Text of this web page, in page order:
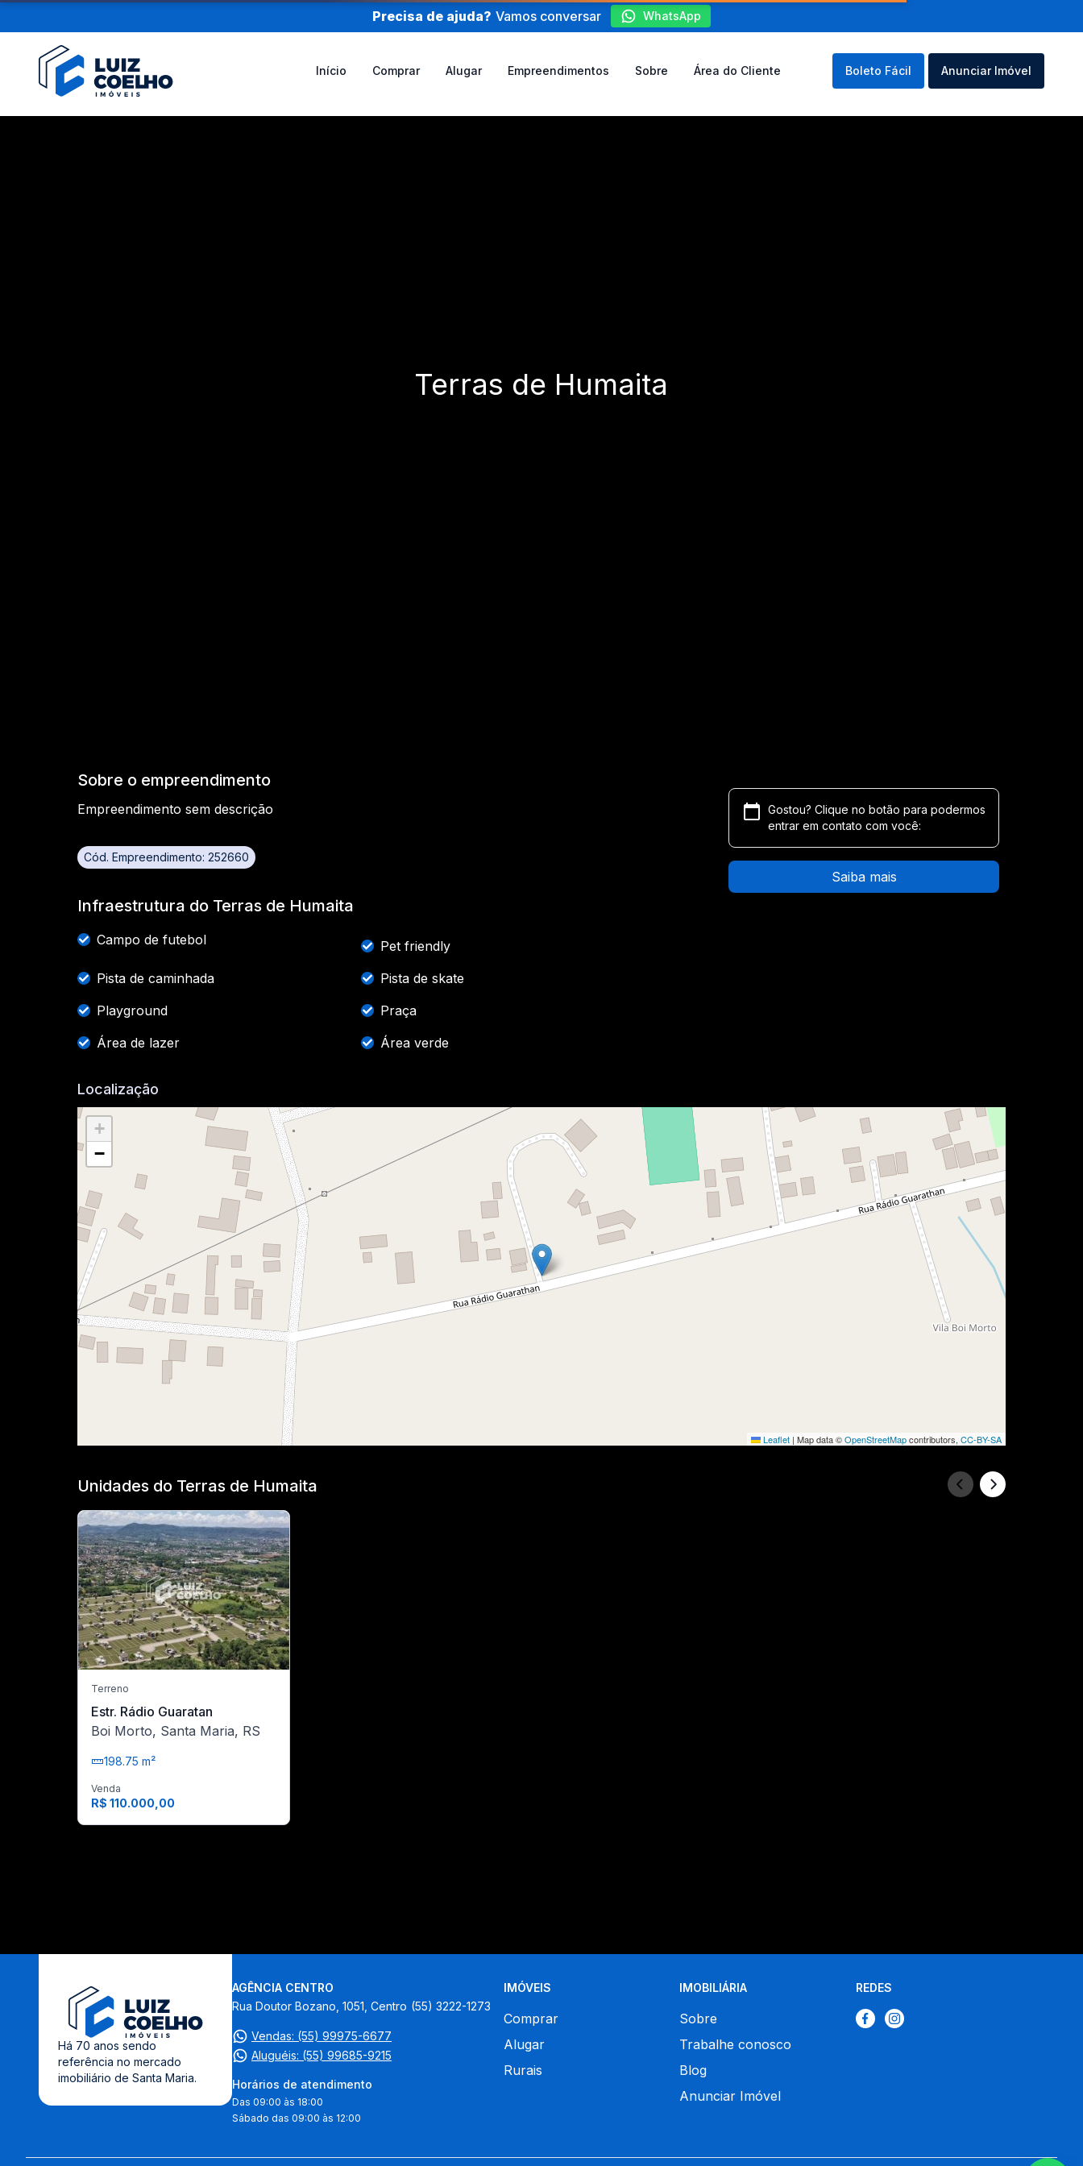
Precisa de ajuda? Vamos conversar WhatsApp
Início Comprar Alugar Empreendimentos Sobre Área do Cliente Boleto Fácil Anunciar Imóvel
Terras de Humaita
Sobre o empreendimento
Empreendimento sem descrição
Cód. Empreendimento: 252660
Infraestrutura do Terras de Humaita
Campo de futebol
Pet friendly
Pista de caminhada
Pista de skate
Playground
Praça
Área de lazer
Área verde
Gostou? Clique no botão para podermos
entrar em contato com você:
Saiba mais
Localização
Unidades do Terras de Humaita
Terreno
Estr. Rádio Guaratan
Boi Morto, Santa Maria, RS
198.75 m²
Venda
R$ 110.000,00
Há 70 anos sendo
referência no mercado
imobiliário de Santa Maria.
AGÊNCIA CENTRO
Rua Doutor Bozano, 1051, Centro (55) 3222-1273
Vendas: (55) 99975-6677
Aluguéis: (55) 99685-9215
Horários de atendimento
Das 09:00 às 18:00
Sábado das 09:00 às 12:00
IMÓVEIS
Comprar
Alugar
Rurais
IMOBILIÁRIA
Sobre
Trabalhe conosco
Blog
Anunciar Imóvel
REDES